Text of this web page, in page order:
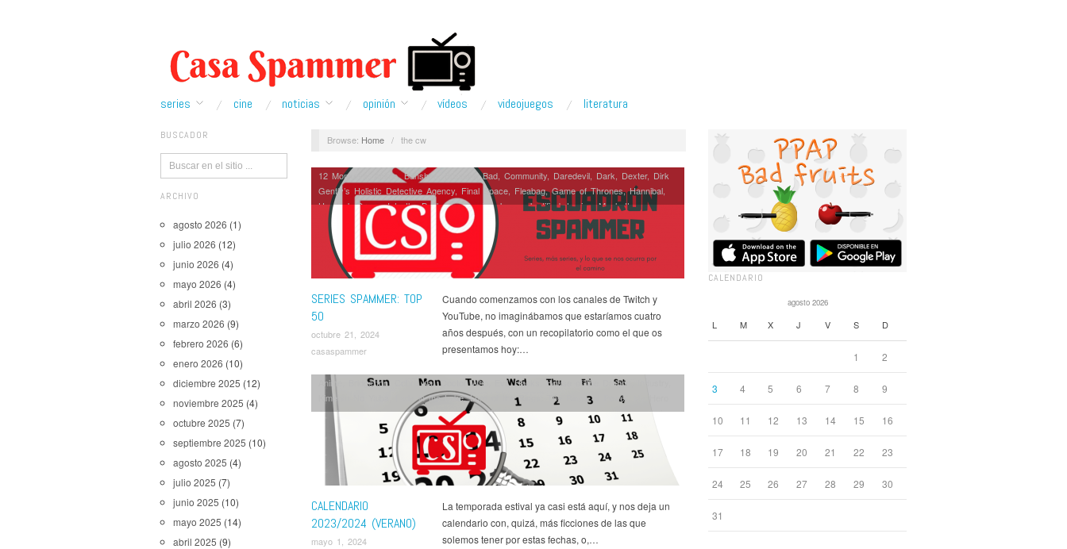
series cine noticias opinión ví­deos videojuegos literatura
BUSCADOR
ARCHIVO
agosto 2026 (1)
julio 2026 (12)
junio 2026 (4)
mayo 2026 (4)
abril 2026 (3)
marzo 2026 (9)
febrero 2026 (6)
enero 2026 (10)
diciembre 2025 (12)
noviembre 2025 (4)
octubre 2025 (7)
septiembre 2025 (10)
agosto 2025 (4)
julio 2025 (7)
junio 2025 (10)
mayo 2025 (14)
abril 2025 (9)
Browse: Home / the cw
SERIES SPAMMER: TOP
50
octubre 21, 2024
casaspammer
12 Monkeys Anime,Banshee Breaking Bad, Community, Daredevil, Dark Dexter, Dirk
Gently’s Holistic Detective Agency, Final Space, Fleabag,Game of Thrones,Hannibal,
Hemlock Grove,Into the Badlands,Jessica Jones, Justified,Legion ,Manhattan ,
Noticias
Orphan Black, Parks and Recreation Person Of Interest,Series,Star Wars
Clone Wars , Suits Teen Wolf The 100 The Leftovers,The Shannara Chronicles
deos
Cuando comenzamos con los canales de Twitch y
YouTube, no imaginábamos que estaríamos cuatro
años después, con un recopilatorio como el que os
presentamos hoy:…
CALENDARIO
2023/2024 (VERANO)
mayo 1, 2024
Anime Bridgerton, Cobra Kai,Doctor Who Evil,Hacks House of the Dragon
Kimetsu No Yaiba
Lady in the Lake,Lord of the Rings: The Rings of Power
Academia,NieR: Automata,Noticias,Only Murders in the Building,Outer Range,Series,
Star Wars
Sweet Tooth,The Acolyte,The Bear The Boys ,The Umbrella Academy
La temporada estival ya casi está aquí, y nos deja un
calendario con, quizá, más ficciones de las que
solemos tener por estas fechas, o,…
CALENDARIO
agosto 2026
L M X J V S D
1 2
3 4 5 6 7 8 9
10 11 12 13 14 15 16
17 18 19 20 21 22 23
24 25 26 27 28 29 30
31